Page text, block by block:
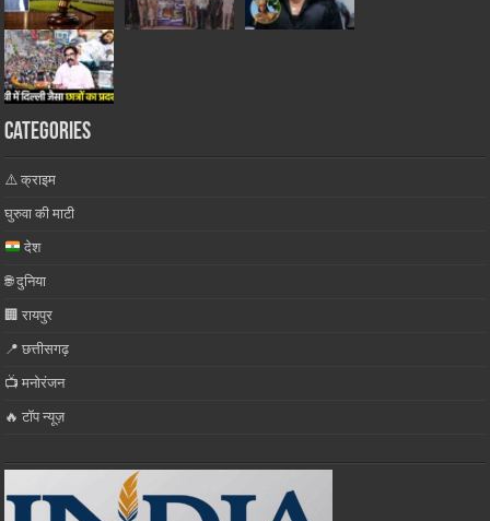
Categories
⚠️ क्राइम
घुरुवा की माटी
देश
🌐 दुनिया
🏢 रायपुर
📍 छत्तीसगढ़
📺 मनोरंजन
🔥 टॉप न्यूज़